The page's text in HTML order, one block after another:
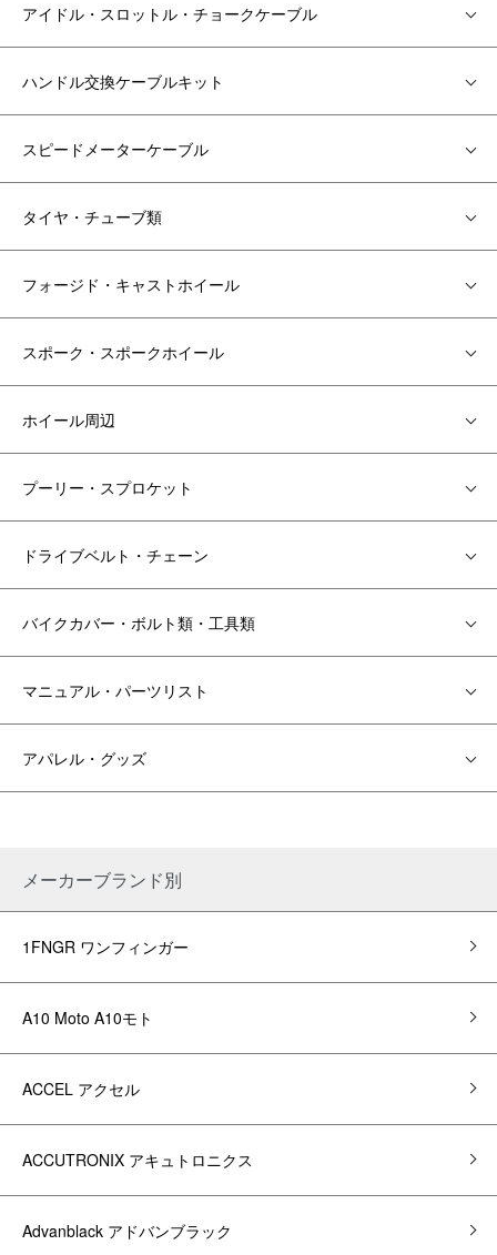
アイドル・スロットル・チョークケーブル
ハンドル交換ケーブルキット
スピードメーターケーブル
タイヤ・チューブ類
フォージド・キャストホイール
スポーク・スポークホイール
ホイール周辺
プーリー・スプロケット
ドライブベルト・チェーン
バイクカバー・ボルト類・工具類
マニュアル・パーツリスト
アパレル・グッズ
メーカーブランド別
1FNGR ワンフィンガー
A10 Moto A10モト
ACCEL アクセル
ACCUTRONIX アキュトロニクス
Advanblack アドバンブラック